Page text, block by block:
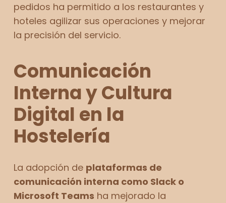
pedidos ha permitido a los restaurantes y
hoteles agilizar sus operaciones y mejorar
la precisión del servicio.
Comunicación
Interna y Cultura
Digital en la
Hostelería
La adopción de plataformas de
comunicación interna como Slack o
Microsoft Teams ha mejorado la